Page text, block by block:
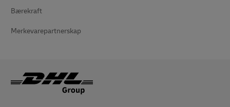
Bærekraft
Merkevarepartnerskap